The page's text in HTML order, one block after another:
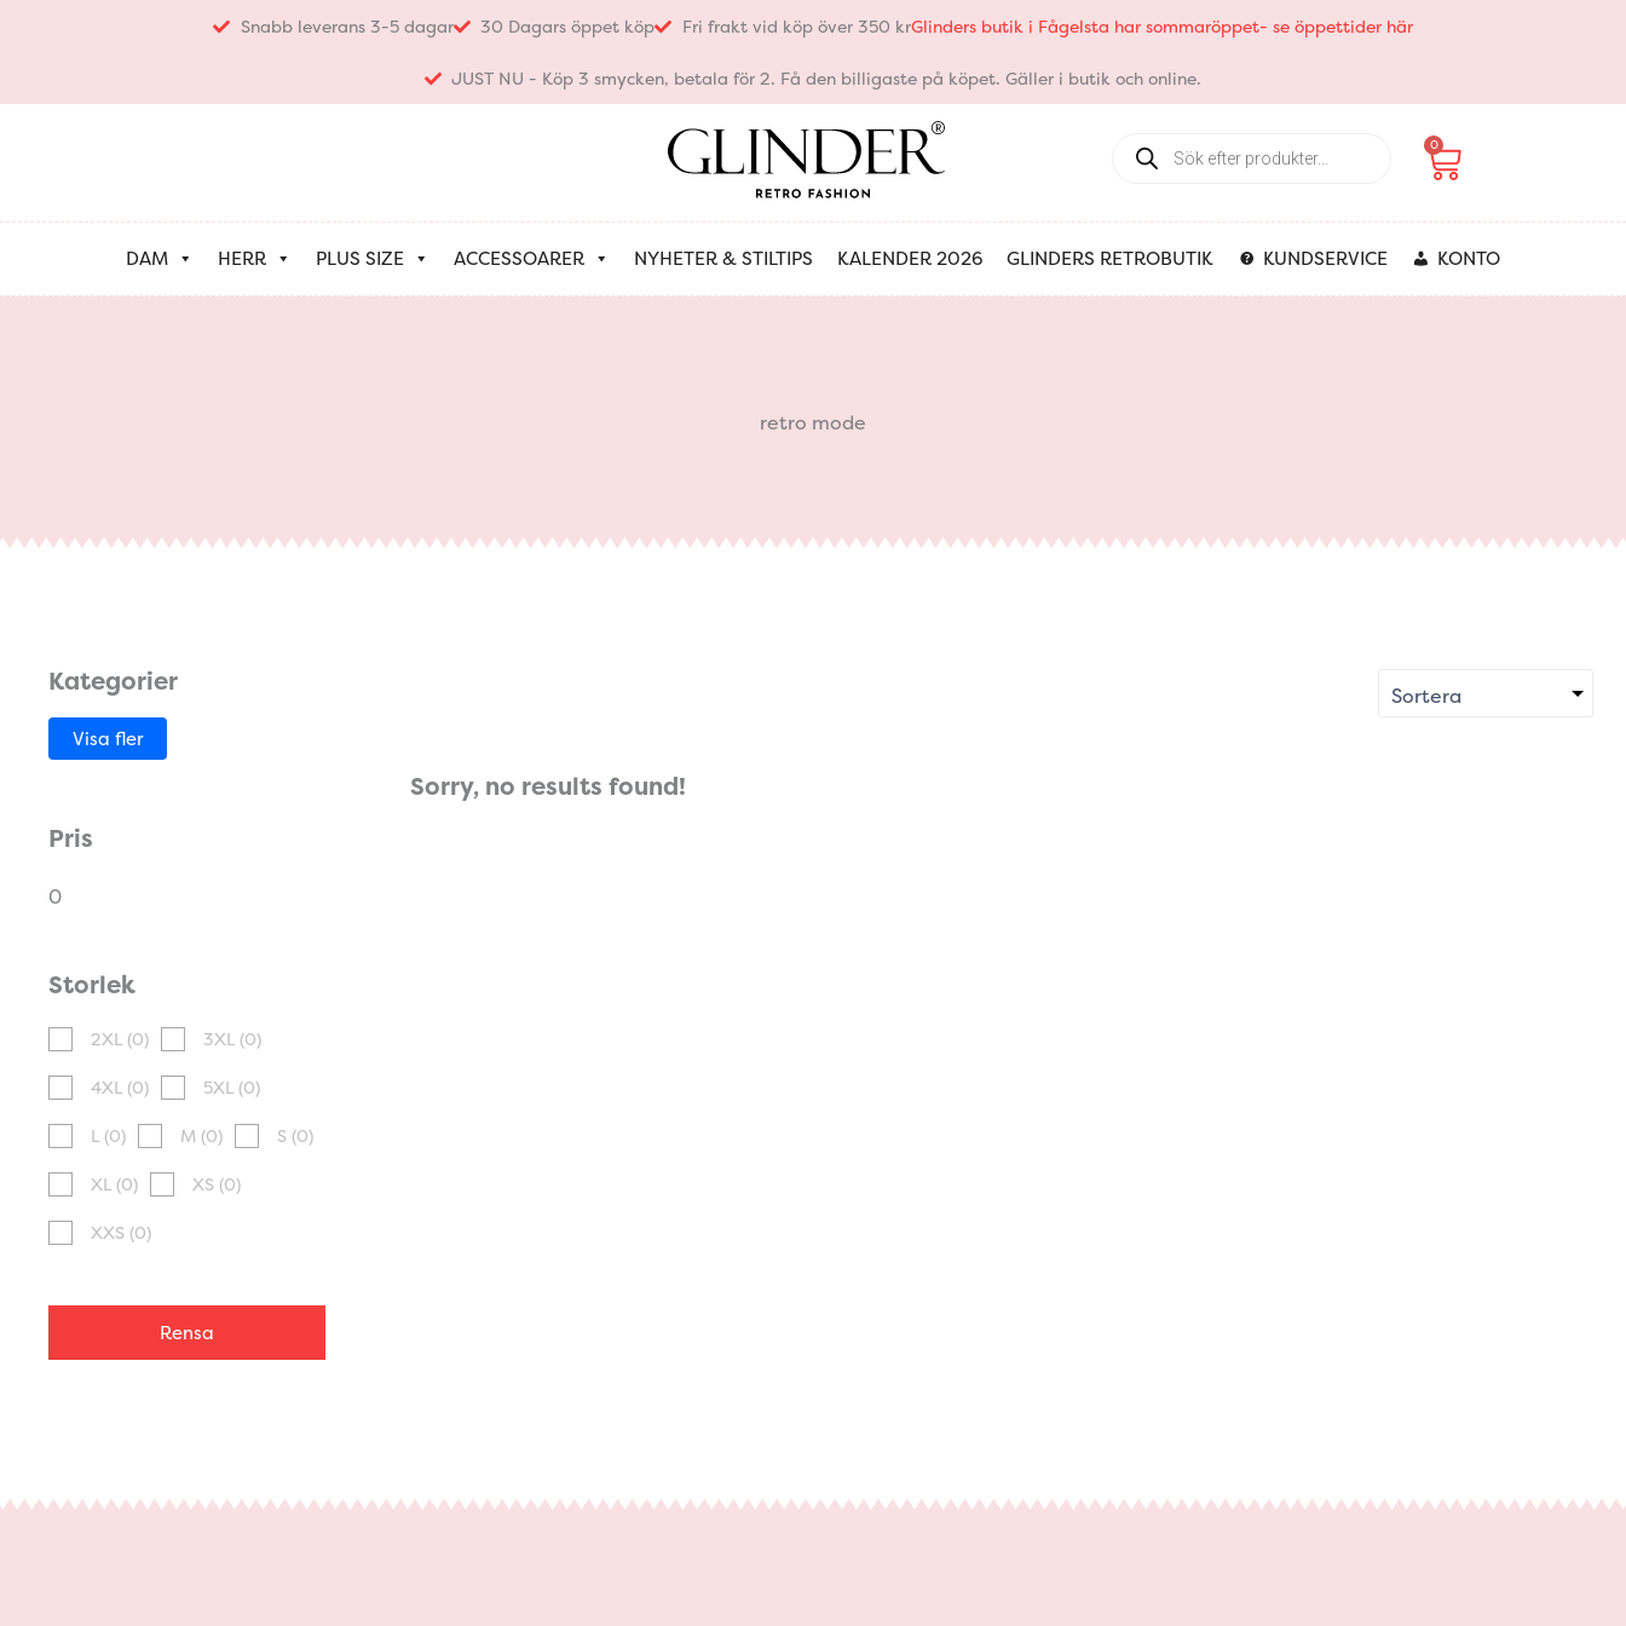
Snabb leverans 3-5 dagar 30 Dagars öppet köp Fri frakt vid köp över 350 krGlinders butik i Fågelsta har sommaröppet- se öppettider här
JUST NU - Köp 3 smycken, betala för 2. Få den billigaste på köpet. Gäller i butik och online.
search
0
Varukorg
DAM HERR PLUS SIZE ACCESSOARER NYHETER & STILTIPS KALENDER 2026 GLINDERS RETROBUTIK KUNDSERVICE KONTO
retro mode
Kategorier
Visa fler
Pris
0
Storlek
2XL (0) 3XL (0)
4XL (0) 5XL (0)
L (0) M (0) S (0)
XL (0) XS (0)
XXS (0)
Rensa
Sorry, no results found!